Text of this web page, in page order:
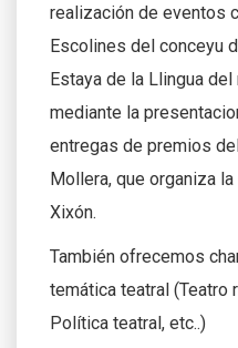
realización de eventos
Escolines del conceyu
Estaya de la Llingua
mediante la
entregas de premios
Mollera, que organiza
Xixón.
También ofrecemos
temática teatral (Teatro
Política teatral, etc..)